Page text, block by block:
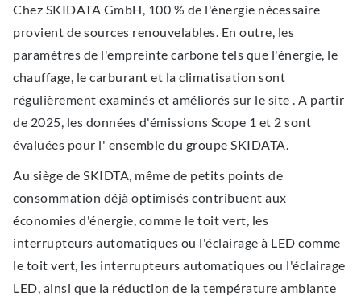
Chez SKIDATA GmbH, 100 % de l'énergie nécessaire
provient de sources renouvelables. En outre, les
paramètres de l'empreinte carbone tels que l'énergie, le
chauffage, le carburant et la climatisation sont
régulièrement examinés et améliorés sur le site . A partir
de 2025, les données d'émissions Scope 1 et 2 sont
évaluées pour l' ensemble du groupe SKIDATA.
Au siège de SKIDTA, même de petits points de
consommation déjà optimisés contribuent aux
économies d'énergie, comme le toit vert, les
interrupteurs automatiques ou l'éclairage à LED comme
le toit vert, les interrupteurs automatiques ou l'éclairage
LED, ainsi que la réduction de la température ambiante